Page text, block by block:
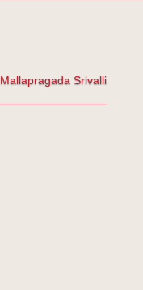
Mallapragada Srivalli